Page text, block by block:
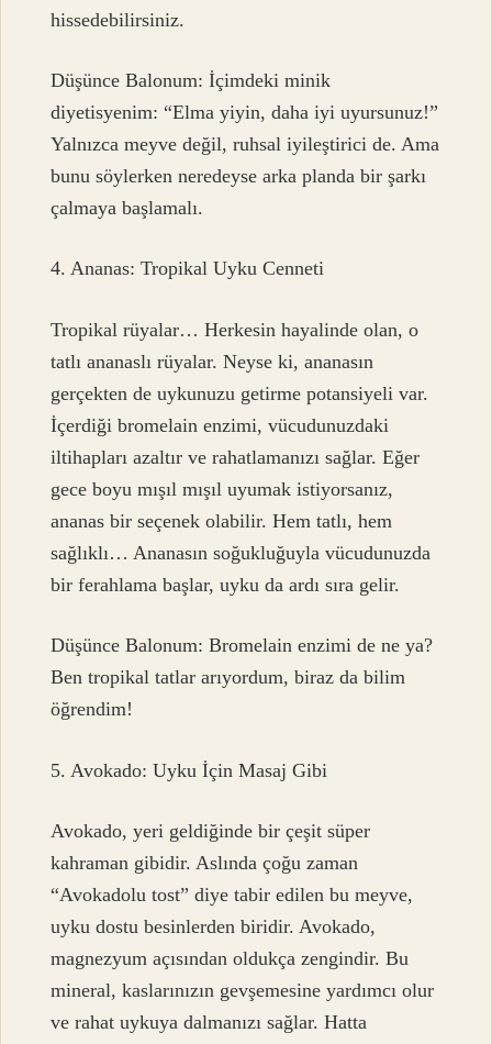
hissedebilirsiniz.
Düşünce Balonum: İçimdeki minik
diyetisyenim: “Elma yiyin, daha iyi uyursunuz!”
Yalnızca meyve değil, ruhsal iyileştirici de. Ama
bunu söylerken neredeyse arka planda bir şarkı
çalmaya başlamalı.
4. Ananas: Tropikal Uyku Cenneti
Tropikal rüyalar… Herkesin hayalinde olan, o
tatlı ananaslı rüyalar. Neyse ki, ananasın
gerçekten de uykunuzu getirme potansiyeli var.
İçerdiği bromelain enzimi, vücudunuzdaki
iltihapları azaltır ve rahatlamanızı sağlar. Eğer
gece boyu mışıl mışıl uyumak istiyorsanız,
ananas bir seçenek olabilir. Hem tatlı, hem
sağlıklı… Ananasın soğukluğuyla vücudunuzda
bir ferahlama başlar, uyku da ardı sıra gelir.
Düşünce Balonum: Bromelain enzimi de ne ya?
Ben tropikal tatlar arıyordum, biraz da bilim
öğrendim!
5. Avokado: Uyku İçin Masaj Gibi
Avokado, yeri geldiğinde bir çeşit süper
kahraman gibidir. Aslında çoğu zaman
“Avokadolu tost” diye tabir edilen bu meyve,
uyku dostu besinlerden biridir. Avokado,
magnezyum açısından oldukça zengindir. Bu
mineral, kaslarınızın gevşemesine yardımcı olur
ve rahat uykuya dalmanızı sağlar. Hatta